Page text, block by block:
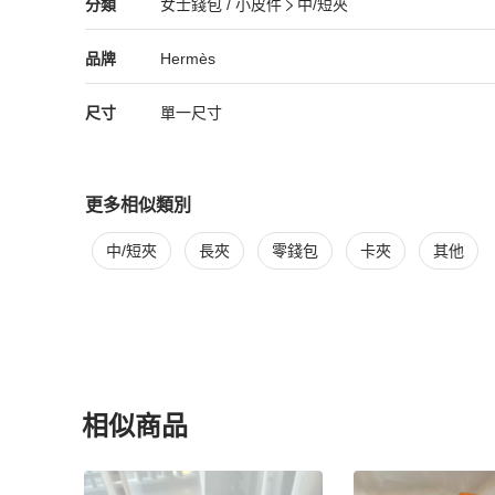
分類 女士錢包 / 小皮件
中/短夾
女士錢包 / 小皮件/中/短夾推薦
品牌
Hermès 精品女士錢包 / 小皮件
Hermès
Hermès 推薦清單
尺寸 單一尺寸
更多相似類別
更多Hermès 女士錢包 / 小皮件 相似商品推薦
中/短夾 長夾 零錢包 卡夾 其他
相似商品
更多相似Hermès女士錢包 / 小皮件 推薦精品